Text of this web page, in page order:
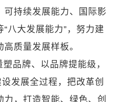
可持续发展能力、国际影
八大发展能力”，努力建
质量发展样板。
品牌、以品牌提能级，
发展全过程，把改革创
，打造智能、绿色、创